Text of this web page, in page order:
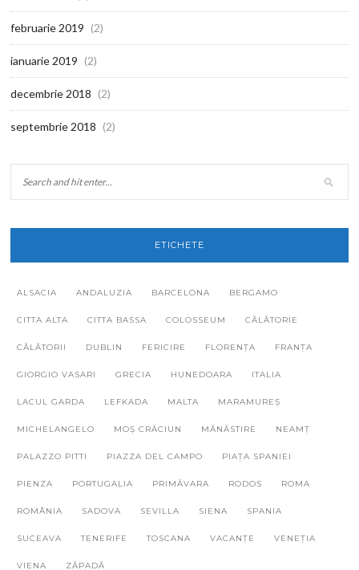
februarie 2019 (2)
ianuarie 2019 (2)
decembrie 2018 (2)
septembrie 2018 (2)
ETICHETE
ALSACIA ANDALUZIA BARCELONA BERGAMO
CITTA ALTA CITTA BASSA COLOSSEUM CĂLĂTORIE
CĂLĂTORII DUBLIN FERICIRE FLORENȚA FRANȚA
GIORGIO VASARI GRECIA HUNEDOARA ITALIA
LACUL GARDA LEFKADA MALTA MARAMUREȘ
MICHELANGELO MOȘ CRĂCIUN MĂNĂSTIRE NEAMȚ
PALAZZO PITTI PIAZZA DEL CAMPO PIAȚA SPANIEI
PIENZA PORTUGALIA PRIMĂVARA RODOS ROMA
ROMÂNIA SADOVA SEVILLA SIENA SPANIA
SUCEAVA TENERIFE TOSCANA VACANȚE VENEȚIA
VIENA ZĂPADĂ